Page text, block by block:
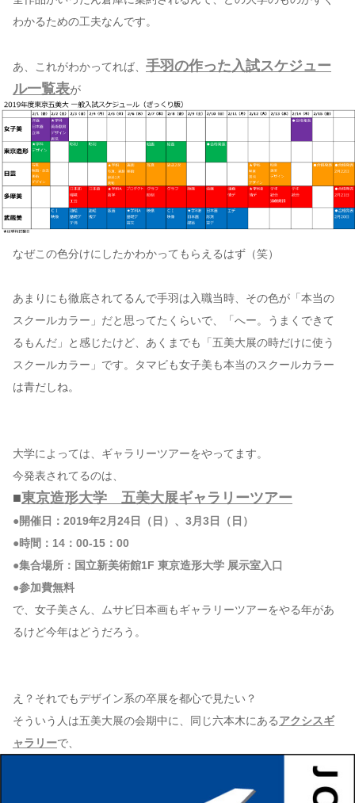
わかるための工夫なんです。
あ、これがわかってれば、 手羽の作った入試スケジュー
ル一覧表が
なぜこの色分けにしたかわかってもらえるはず（笑）
あまりにも徹底されてるんで手羽は入職当時、その色が「本当の
スクールカラー」だと思ってたくらいで、「へー。うまくできて
るもんだ」と感じたけど、あくまでも「五美大展の時だけに使う
スクールカラー」です。タマビも女子美も本当のスクールカラー
は青だしね。
大学によっては、ギャラリーツアーをやってます。
今発表されてるのは、
■東京造形大学 五美大展ギャラリーツアー
●開催日：2019年2月24日（日）、3月3日（日）
●時間：14：00-15：00
●集合場所：国立新美術館1F 東京造形大学 展示室入口
●参加費無料
で、女子美さん、ムサビ日本画もギャラリーツアーをやる年があ
るけど今年はどうだろう。
え？それでもデザイン系の卒展を都心で見たい？
そういう人は五美大展の会期中に、同じ六本木にあるアクシスギ
ャラリーで、